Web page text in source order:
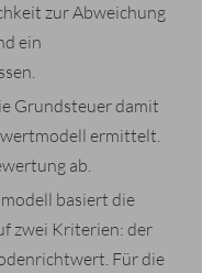
zur Abweichung
ein
Grundsteuer damit
ermittelt.
ab.
basiert die
zwei Kriterien: der
Für die